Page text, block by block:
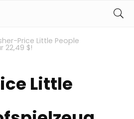
Price Little People
22,49 $!
Little